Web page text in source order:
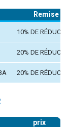
Remise
10% DE
20% DE
20% DE
prix